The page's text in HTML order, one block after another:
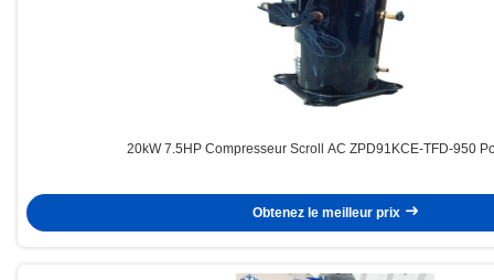
20kW 7.5HP Compresseur Scroll AC ZPD91KCE-TFD-950
Obtenez le meilleur prix